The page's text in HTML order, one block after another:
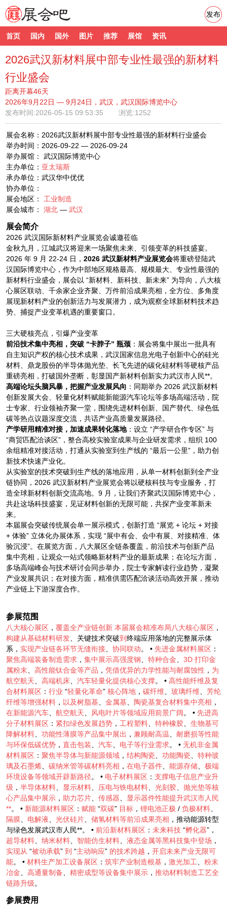
首页 国内 国外 图片 推荐 展馆 资讯
发布
2026武汉新材料展中部专业性最强的新材料
行业盛会
距离开幕46天
2026年9月22日 — 9月24日，武汉，武汉国际博览中心
发布时间:2026-05-15 09:53:35 浏览:1252
展会名称：2026武汉新材料展中部专业性最强的新材料行业盛会
举办时间：2026-09-22 — 2026-09-24
举办展馆： 武汉国际博览中心
主办单位： 亚太瑞斯
承办单位：武汉华中优优
协办单位：
展会地区： 工业制造
展会城市： 湖北 — 武汉
展会简介
2026 武汉国际新材料产业展览会诚邀莅临
金秋九月，江城武汉将迎来一场聚焦未来、引领变革的科技盛宴。
2026 年 9 月 22-24 日， 2026 武汉新材料产业展览会将重磅登陆武
汉国际博览中心，作为中部地区规格最高、规模最大、专业性最强的
新材料行业盛会，展会以 “新材料、新科技、新未来” 为导向，八大核
心展区联动、千余家企业齐聚、万件前沿成果亮相，全方位、多角度
展现新材料产业的创新活力与发展潜力，成为观察全球新材料技术趋
势、捕捉产业变革机遇的重要窗口。
三大硬核亮点，引爆产业变革
前沿技术集中亮相，突破 “卡脖子” 瓶颈 ：展会将集中展出一批具有
自主知识产权的核心技术成果，武汉国家信息光电子创新中心的硅光
材料、鼎龙股份的半导体抛光垫、长飞先进的碳化硅材料等硬核产品
重磅亮相，打破国外垄断，彰显国产新材料创新实力武汉市人民**。
高端论坛头脑风暴，把握产业发展风向 ：同期举办 2026 武汉新材料
创新发展大会、轻量化材料赋能新能源汽车论坛等多场高端活动，院
士专家、行业领袖齐聚一堂，围绕先进材料创新、国产替代、绿色低
碳等热点议题深度交流，共话产业高质量发展路径。
产学研用精准对接，加速成果转化落地：设立 “产学研合作专区” 与
“商贸匹配洽谈区”，整合高校实验室成果与企业研发需求，组织 100
余组精准对接活动，打通从实验室到生产线的 “最后一公里”，助力创
新技术快速产业化。
从实验室的技术突破到生产线的落地应用，从单一材料创新到全产业
链协同，2026 武汉新材料产业展览会将以硬核科技与专业服务，打
造全球新材料创新交流高地。9 月，让我们齐聚武汉国际博览中心，
共赴这场科技盛宴，见证材料创新的无限可能，共探产业变革新未
来。
本届展会突破传统展会单一展示模式，创新打造 “展览 + 论坛 + 对接
+ 体验” 立体化办展体系，实现 “展中有会、会中有展、对接精准、体
验沉浸”。在展览方面，八大展区全链条覆盖，前沿技术与创新产品
集中亮相，让观众一站式领略新材料产业的最新成果；在论坛方面，
多场高端峰会与技术研讨会同步举办，院士专家解读行业趋势，凝聚
产业发展共识；在对接方面，精准供需匹配洽谈活动高效开展，推动
产业链上下游深度合作。
参展范围
八大核心展区 ， 覆盖全产业链创新 本届展会精准布局八大核心展区 ，
构建从基础材料研发 、关键技术突破到终端应用落地的完整展示体
系， 实现产业链各环节无缝衔接 协同联动。 • 先进金属材料展区 ：
聚焦高端装备制造需求 ， 集中展示高强度钢 特种合金 3D 打印金
属粉末
高性能钛合金等产品 ， 凭借优异的力学性能与耐腐蚀性 ， 为
航空航天
高端机床 汽车轻量化提供核心支撑。 • 高性能纤维及复
合材料展区 ： 行业 “轻量化革命” 核心阵地 ， 碳纤维 玻璃纤维
芳纶
纤维等增强材料 ， 以及树脂基 金属基 陶瓷基复合材料集中亮相 ，
在新能源汽车
航空航天 风电叶片等领域应用前景广阔。 • 先进高
分子材料展区 ： 紧扣绿色发展趋势 ， 工程塑料 特种橡胶
生物基可
降解材料
功能性薄膜等产品集中展出 ， 兼顾耐高温
耐磨损等性能
与环保低碳优势 ， 直击包装 汽车 电子等行业需求。 • 无机非金属
材料展区 ： 聚焦半导体与新能源领域 ， 结构陶瓷 功能陶瓷
特种玻
璃及石墨烯
碳纳米管等碳材料亮相 ， 在电子器件 能源存储
极端
环境设备等领域开辟新路径。 • 电子材料展区 ： 支撑电子信息产业升
级 ， 半导体材料 显示材料 压电与铁电材料 光刻胶
抛光垫等核
心产品集中展示 ， 助力芯片 传感器
显示器件性能提升武汉市人民
**。 • 新能源材料展区 ： 赋能 “双碳” 目标 ， 锂电池正极 / 负极材料
隔膜
电解液 光伏硅片 储氢材料等前沿成果亮相 ，推动能源转型
与绿色发展武汉市人民**。 • 前沿新材料展区 ： 未来科技 “孵化器”，
超导材料
纳米材料 智能仿生材料 液态金属等黑科技集中登场 ，
实现从 “被动承载” 到 “主动响应” 的技术跨越 ， 开启未来产业无限可
能。 • 材料生产加工设备展区 ： 筑牢产业制造根基 ， 激光加工
粉末
冶金
高通量制备 精密成型等设备集中展示 ， 推动材料制造工艺全
链路升级。
参展费用